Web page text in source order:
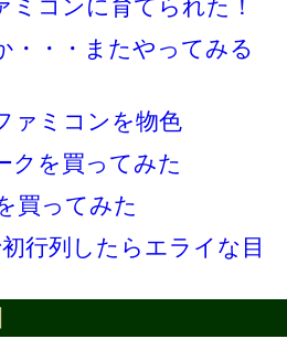
ミコンに育てられた！
・・・またやってみる
ァミコンを物色
クを買ってみた
買ってみた
行列したらエライな目